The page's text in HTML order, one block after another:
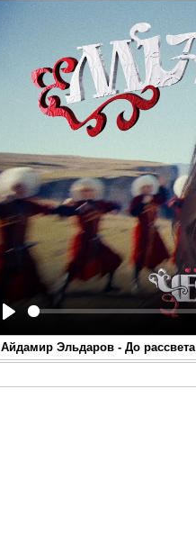
Play
Айдамир Эльдаров - До рассвета